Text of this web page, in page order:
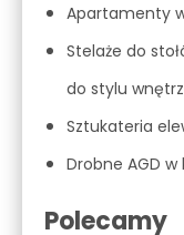
Apartamenty
Stelaże do
do stylu
Sztukateria
Drobne AGD
Polecamy